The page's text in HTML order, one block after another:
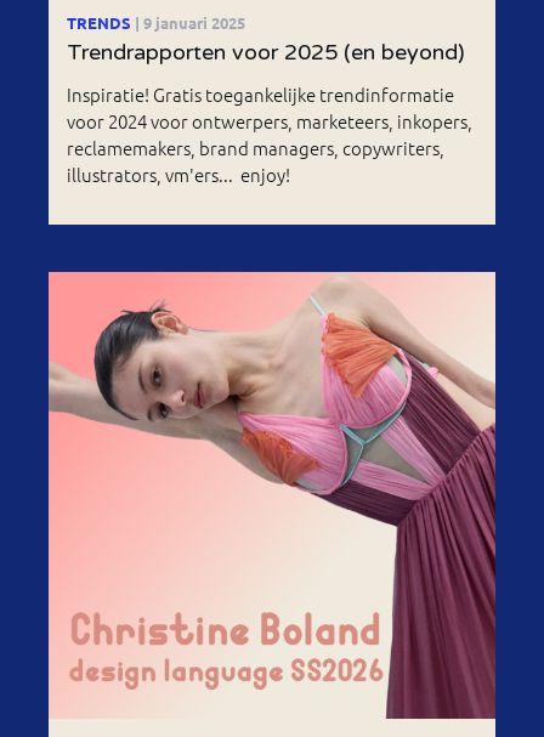
TRENDS | 9 januari 2025
Trendrapporten voor 2025 (en beyond)
Inspiratie! Gratis toegankelijke trendinformatie
voor 2024 voor ontwerpers, marketeers, inkopers,
reclamemakers, brand managers, copywriters,
illustrators, vm'ers... enjoy!